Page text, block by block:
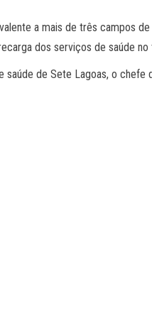
a mais de três campos
dos serviços de saúde
saúde de Sete Lagoas, o